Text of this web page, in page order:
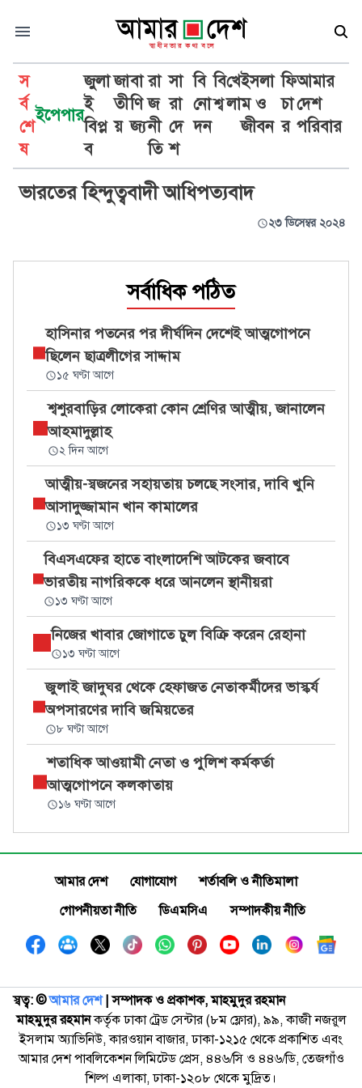
স
র্ব
শে
ষ
ইপেপার
জুলা
ই
বিপ্ল
ব
জা
তী
য়
বা
ণি
জ্য
রা
জ
নী
তি
সা
রা
দে
শ
বি
নো
দন
বি
শ্ব
খে
লা
ইসলা
ম ও
জীবন
ফি
চা
র
আমার
দেশ
পরিবার
আবুল আসাদ
ভারতের হিন্দুত্ববাদী আধিপত্যবাদ
২৩ ডিসেম্বর ২০২৪
সর্বাধিক পঠিত
হাসিনার পতনের পর দীর্ঘদিন দেশেই আত্মগোপনে
ছিলেন ছাত্রলীগের সাদ্দাম
১৫ ঘণ্টা আগে
শ্বশুরবাড়ির লোকেরা কোন শ্রেণির আত্মীয়, জানালেন
আহমাদুল্লাহ
২ দিন আগে
আত্মীয়-স্বজনের সহায়তায় চলছে সংসার, দাবি খুনি
আসাদুজ্জামান খান কামালের
১৩ ঘণ্টা আগে
বিএসএফের হাতে বাংলাদেশি আটকের জবাবে
ভারতীয় নাগরিককে ধরে আনলেন স্থানীয়রা
১৩ ঘণ্টা আগে
নিজের খাবার জোগাতে চুল বিক্রি করেন রেহানা
১৩ ঘণ্টা আগে
জুলাই জাদুঘর থেকে হেফাজত নেতাকর্মীদের ভাস্কর্য
অপসারণের দাবি জমিয়তের
৮ ঘণ্টা আগে
শতাধিক আওয়ামী নেতা ও পুলিশ কর্মকর্তা
আত্মগোপনে কলকাতায়
১৬ ঘণ্টা আগে
আমার দেশ যোগাযোগ
শর্তাবলি ও নীতিমালা
গোপনীয়তা নীতি
ডিএমসিএ সম্পাদকীয় নীতি
স্বত্ব: ©️আমার দেশ| সম্পাদক ও প্রকাশক, মাহমুদুর রহমান
মাহমুদুর রহমানকর্তৃক ঢাকা ট্রেড সেন্টার (৮ম ফ্লোর), ৯৯, কাজী নজরুল
ইসলাম অ্যাভিনিউ, কারওয়ান বাজার, ঢাকা-১২১৫ থেকে প্রকাশিত এবং
আমার দেশ পাবলিকেশন লিমিটেড প্রেস, ৪৪৬/সি ও ৪৪৬/ডি, তেজগাঁও
শিল্প এলাকা, ঢাকা-১২০৮ থেকে মুদ্রিত।